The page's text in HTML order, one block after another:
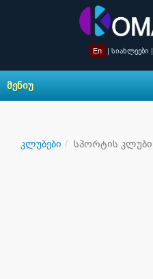
En | სიახლეები |
ᲛᲔᲜᲘᲣ
კლუბები სპორტის კლუბი